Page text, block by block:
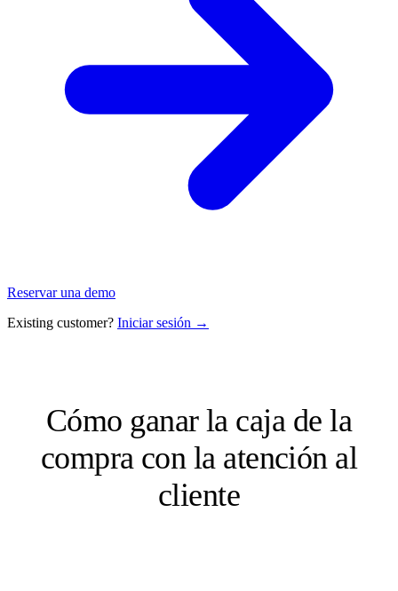
Reservar una demo
Existing customer? Iniciar sesión →
Cómo ganar la caja de la
compra con la atención al
cliente